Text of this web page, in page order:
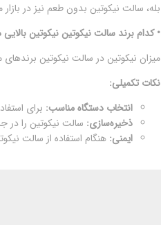
بله، سالت نیکوتین بدون طعم نیز در
• کدام برند سالت نیکوتین نیکوتین بالایی
میزان نیکوتین در سالت نیکوتین
نکات تکمیلی:
انتخاب دستگاه مناسب: برای
ذخیره‌سازی: سالت نیکوتین را در
ایمنی: هنگام استفاده از سالت